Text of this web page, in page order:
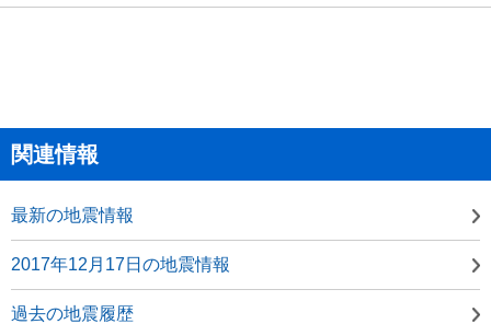
関連情報
最新の地震情報
2017年12月17日の地震情報
過去の地震履歴